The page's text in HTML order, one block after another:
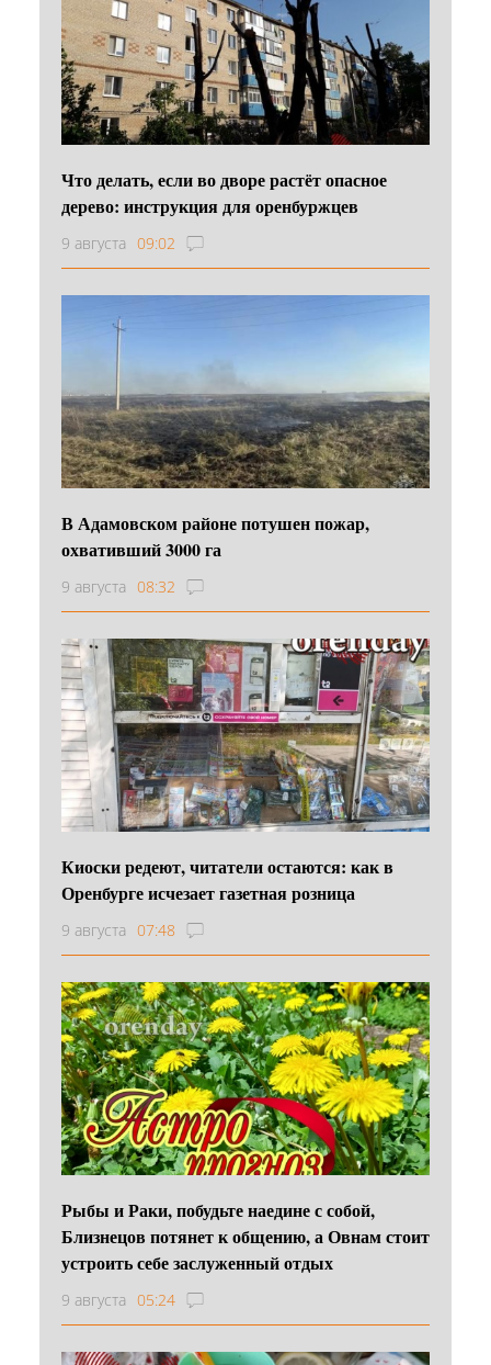
Что делать, если во дворе растёт опасное
дерево: инструкция для оренбуржцев
9 августа 09:02
В Адамовском районе потушен пожар,
охвативший 3000 га
9 августа 08:32
Киоски редеют, читатели остаются: как в
Оренбурге исчезает газетная розница
9 августа 07:48
Рыбы и Раки, побудьте наедине с собой,
Близнецов потянет к общению, а Овнам стоит
устроить себе заслуженный отдых
9 августа 05:24